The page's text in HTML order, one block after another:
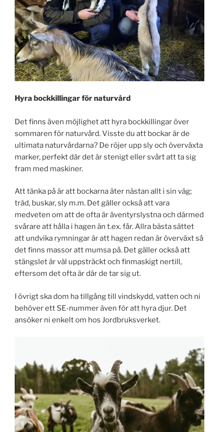
Hyra bockkillingar för naturvård
Det finns även möjlighet att hyra bockkillingar över
sommaren för naturvård. Visste du att bockar är de
ultimata naturvårdarna? De röjer upp sly och överväxta
marker, perfekt där det är stenigt eller svårt att ta sig
fram med maskiner.
Att tänka på är att bockarna äter nästan allt i sin väg;
träd, buskar, sly m.m. Det gäller också att vara
medveten om att de ofta är äventyrslystna och därmed
svårare att hålla i hagen än t.ex. får. Allra bästa sättet
att undvika rymningar är att hagen redan är överväxt så
det finns massor att mumsa på. Det gäller också att
stängslet är väl uppsträckt och finmaskigt nertill,
eftersom det ofta är där de tar sig ut.
I övrigt ska dom ha tillgång till vindskydd, vatten och ni
behöver ett SE-nummer även för att hyra djur. Det
ansöker ni enkelt om hos Jordbruksverket.